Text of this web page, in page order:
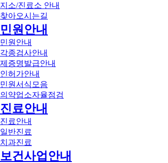
지소/진료소 안내
찾아오시는길
민원안내
민원안내
각종검사안내
제증명발급안내
인허가안내
민원서식모음
의약업소자율점검
진료안내
진료안내
일반진료
치과진료
보건사업안내